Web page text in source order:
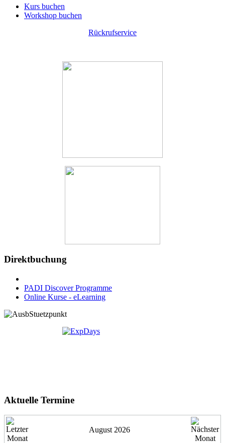
Kurs buchen
Workshop buchen
Rückrufservice
Direktbuchung
PADI Discover Programme
Online Kurse - eLearning
Aktuelle Termine
August 2026